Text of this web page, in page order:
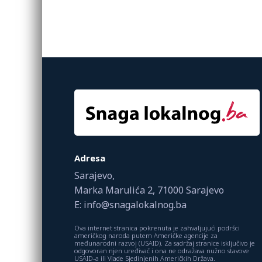
Adresa
Sarajevo,
Marka Marulića 2, 71000 Sarajevo
E: info@snagalokalnog.ba
Ova internet stranica pokrenuta je zahvaljujući podršci
američkog naroda putem Američke agencije za
međunarodni razvoj (USAID). Za sadržaj stranice isključivo je
odgovoran njen uređivač i ona ne odražava nužno stavove
USAID-a ili Vlade Sjedinjenih Američkih Država.